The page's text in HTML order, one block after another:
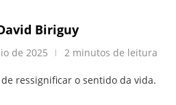
Biriguy
de 2025 2 minutos de leitura
ressignificar o sentido da vida.